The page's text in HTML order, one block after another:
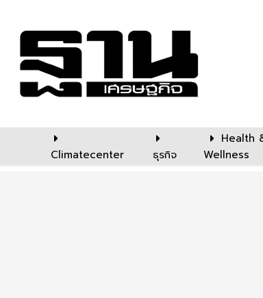
Climatecenter ธุรกิจ
Health
Wellness